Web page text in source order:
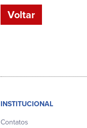
Voltar
INSTITUCIONAL
Contatos